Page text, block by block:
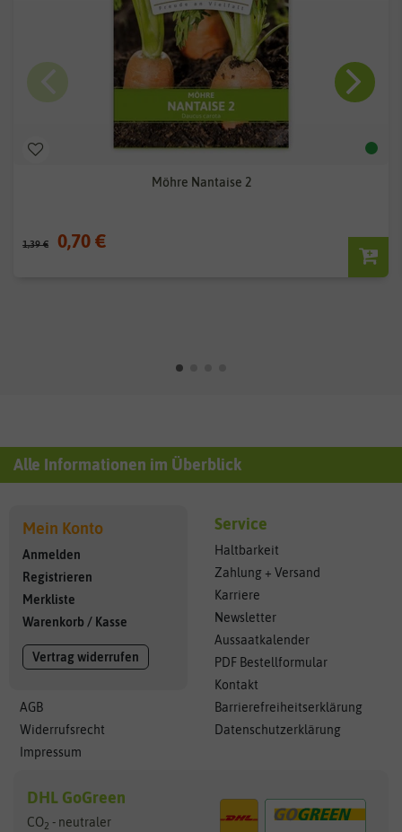
Möhre Nantaise 2
1,39 € 0,70 €
Alle Informationen im Überblick
Mein Konto
Anmelden
Registrieren
Merkliste
Warenkorb / Kasse
Vertrag widerrufen
AGB
Widerrufsrecht
Impressum
Service
Haltbarkeit
Zahlung + Versand
Karriere
Newsletter
Aussaatkalender
PDF Bestellformular
Kontakt
Barrierefreiheitserklärung
Datenschutzerklärung
DHL GoGreen
CO2 - neutraler